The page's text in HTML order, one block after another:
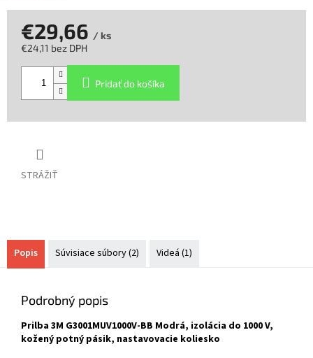
STRÁŽIŤ
€29,66 / ks
€24,11 bez DPH
Pridať do košíka
Popis Súvisiace súbory (2) Videá (1)
Podrobný popis
Prilba 3M G3001MUV1000V-BB Modrá, izolácia do 1000 V,
kožený potný pásik, nastavovacie koliesko